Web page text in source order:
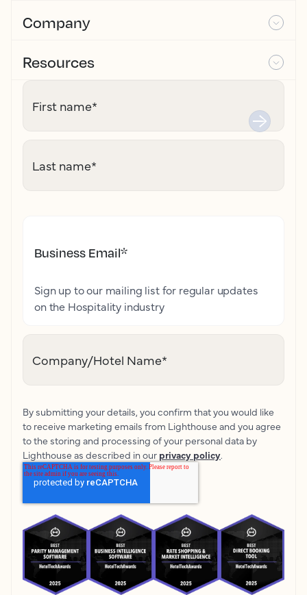
Company
Resources
First name*
Last name*
Business Email*
Sign up to our mailing list for regular updates
on the Hospitality industry
Company/Hotel Name*
By submitting your details, you confirm that you would like
to receive marketing emails from Lighthouse and you agree
to the storing and processing of your personal data by
Lighthouse as described in our privacy policy.